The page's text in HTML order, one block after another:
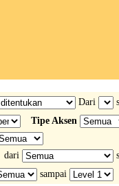
Dari
Tipe Aksen
dari
sampai